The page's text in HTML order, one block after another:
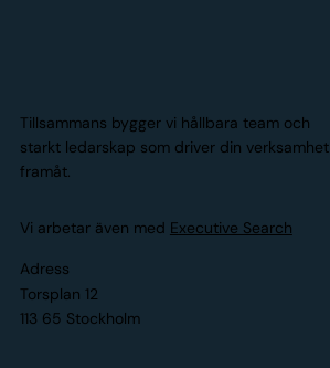
Tillsammans bygger vi hållbara team och
starkt ledarskap som driver din verksamhet
framåt.
Vi arbetar även med Executive Search
Adress
Torsplan 12
113 65 Stockholm